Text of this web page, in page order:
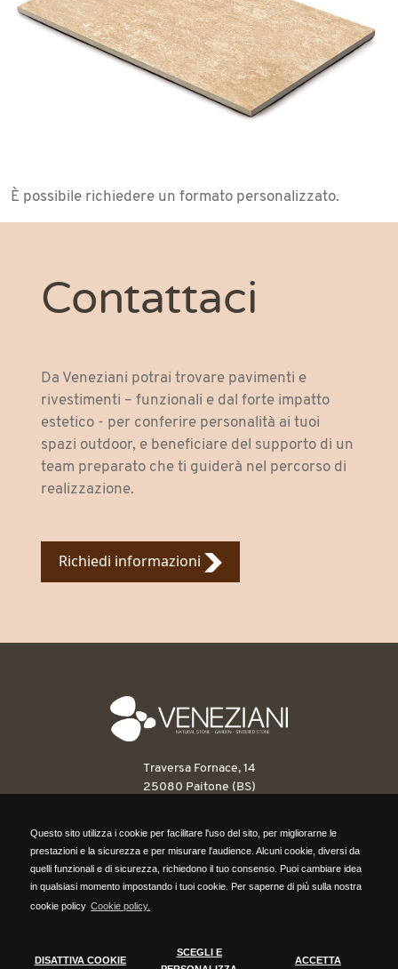
Questo sito utilizza i cookie per facilitare l'uso del sito, per migliorarne le
prestazioni e la sicurezza e per misurare l'audience. Alcuni cookie, diversi da
quelli funzionali e di sicurezza, richiedono il tuo consenso. Puoi cambiare idea
in qualsiasi momento impostando i tuoi cookie. Per saperne di più sulla nostra
Questo sito utilizza i cookie per facilitare l'uso del sito, per migliorarne le
prestazioni e la sicurezza e per misurare l'audience. Alcuni cookie, diversi da
quelli funzionali e di sicurezza, richiedono il tuo consenso. Puoi cambiare idea
in qualsiasi momento impostando i tuoi cookie. Per saperne di più sulla nostra
cookie policy Cookie policy.
DISATTIVA COOKIE
SCEGLI E
ACCETTA
È possibile richiedere un formato personalizzato.
Contattaci
Da Veneziani potrai trovare pavimenti e
rivestimenti – funzionali e dal forte impatto
estetico - per conferire personalità ai tuoi
spazi outdoor, e beneficiare del supporto di un
team preparato che ti guiderà nel percorso di
realizzazione.
Richiedi informazioni
Traversa Fornace, 14
25080 Paitone (BS)